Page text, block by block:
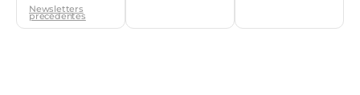
Newsletters
précédentes